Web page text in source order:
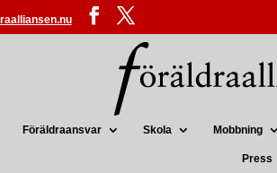
Föräldraansvar Skola Mobbning
Press